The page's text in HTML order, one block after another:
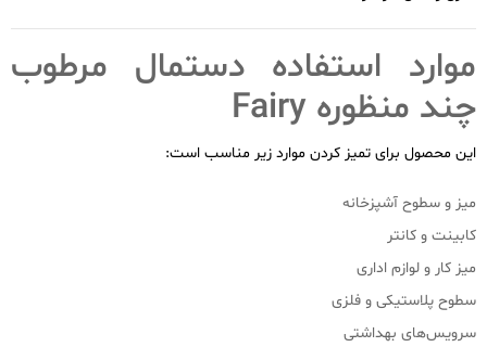
موارد استفاده دستمال مرطوب
چند منظوره Fairy
این محصول برای تمیز کردن موارد زیر مناسب است:
میز و سطوح آشپزخانه
کابینت و کانتر
میز کار و لوازم اداری
سطوح پلاستیکی و فلزی
سرویس‌های بهداشتی